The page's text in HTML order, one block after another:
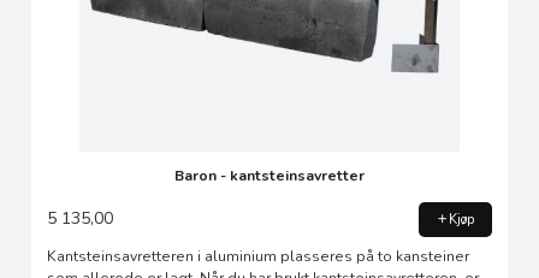
Baron - kantsteinsavretter
5 135,00 Kjøp
Kantsteinsavretteren i aluminium plasseres på to kansteiner